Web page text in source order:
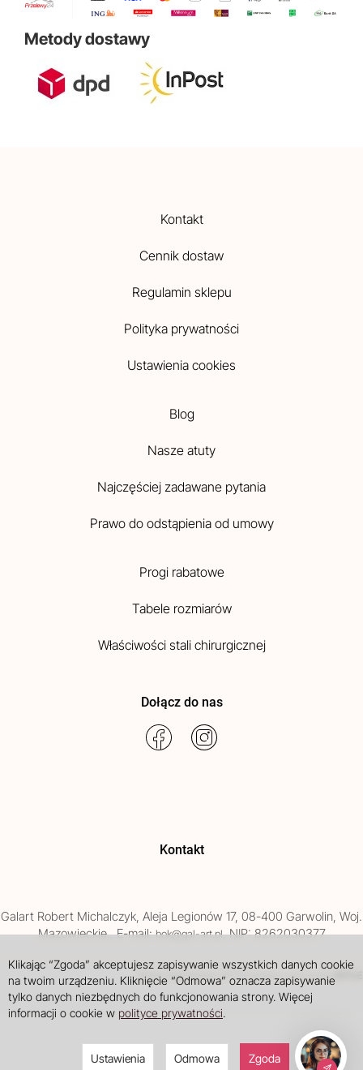
Metody dostawy
Kontakt
Cennik dostaw
Regulamin sklepu
Polityka prywatności
Ustawienia cookies
Blog
Nasze atuty
Najczęściej zadawane pytania
Prawo do odstąpienia od umowy
Progi rabatowe
Tabele rozmiarów
Właściwości stali chirurgicznej
Dołącz do nas
Kontakt
Galart Robert Michalczyk, Aleja Legionów 17, 08-400 Garwolin, Woj.
Mazowieckie,, E-mail:bok@gal-art.pl, NIP: 8262030377
Sklep internetowy SOTE projekt i wdrożenie
Klikając “Zgoda” akceptujesz zapisywanie wszystkich danych cookie
na twoim urządzeniu. Kliknięcie “Odmowa” oznacza zapisywanie
tylko danych niezbędnych do funkcjonowania strony. Więcej
informacji o cookie w polityce prywatności.
Ustawienia Odmowa Zgoda